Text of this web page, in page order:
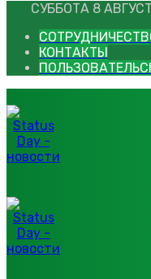
СУББОТА 8
КОНТАКТЫ